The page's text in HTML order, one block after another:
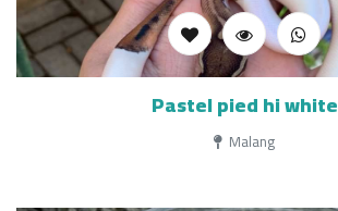
Pastel pied hi white
Malang